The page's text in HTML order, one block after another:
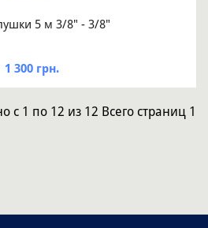
5 м 3/8" - 3/8"
1 300 грн.
с 1 по 12 из 12 Всего страниц 1